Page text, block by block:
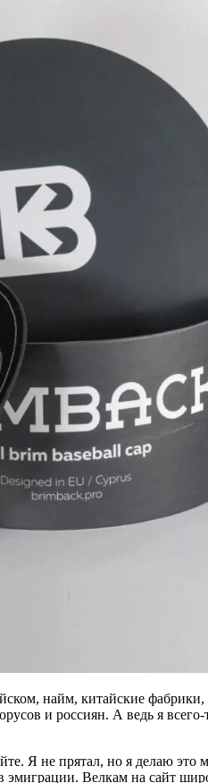
найм, китайские
и россиян. А ведь я
Я не прятал, но я делаю это
эмиграции. Велкам на сайт